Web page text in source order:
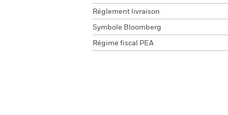
Réglement livraison
Symbole Bloomberg
Régime fiscal PEA